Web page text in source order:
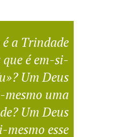
a Trindade
é em-si-
Um Deus
mesmo uma
Um Deus
mesmo esse